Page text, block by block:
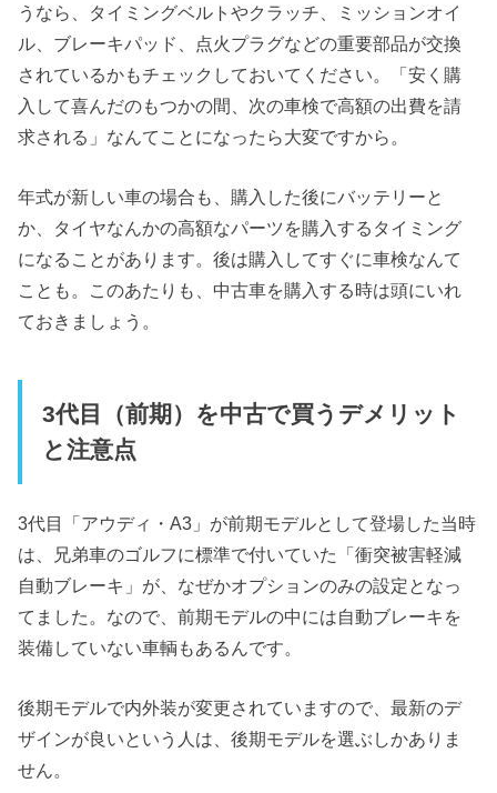
うなら、タイミングベルトやクラッチ、ミッションオイ
ル、ブレーキパッド、点火プラグなどの重要部品が交換
されているかもチェックしておいてください。「安く購
入して喜んだのもつかの間、次の車検で高額の出費を請
求される」なんてことになったら大変ですから。
年式が新しい車の場合も、購入した後にバッテリーと
か、タイヤなんかの高額なパーツを購入するタイミング
になることがあります。後は購入してすぐに車検なんて
ことも。このあたりも、中古車を購入する時は頭にいれ
ておきましょう。
3代目（前期）を中古で買うデメリット
と注意点
3代目「アウディ・A3」が前期モデルとして登場した当時
は、兄弟車のゴルフに標準で付いていた「衝突被害軽減
自動ブレーキ」が、なぜかオプションのみの設定となっ
てました。なので、前期モデルの中には自動ブレーキを
装備していない車輌もあるんです。
後期モデルで内外装が変更されていますので、最新のデ
ザインが良いという人は、後期モデルを選ぶしかありま
せん。